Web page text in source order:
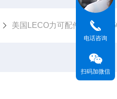
美国LECO力可配件氮催化剂
电话咨询
扫码加微信